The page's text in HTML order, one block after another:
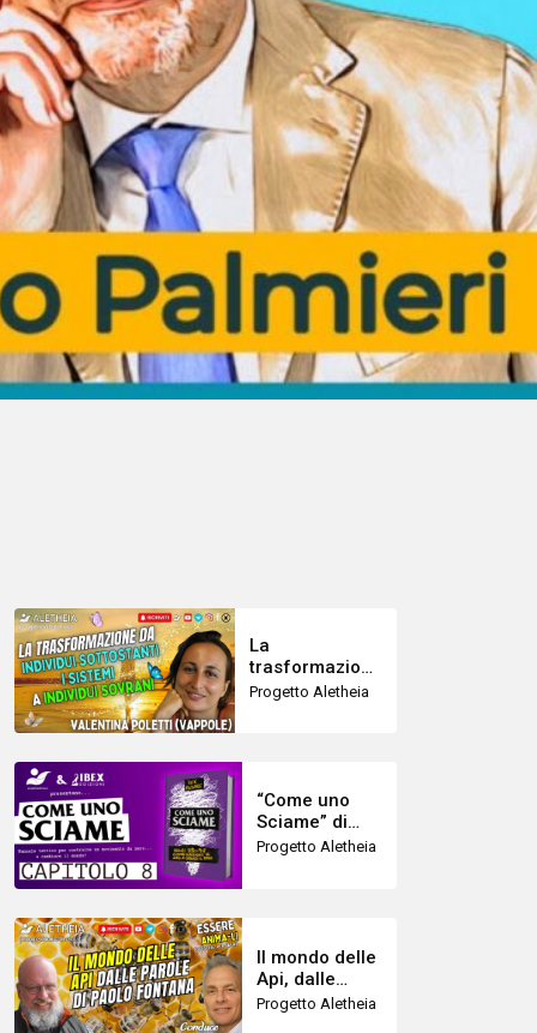
La
trasformazione
da individui
Valentina
Poletti Vappole
Progetto Aletheia
“Come uno
Sciame” di
Rick Falkvinge
Progetto Aletheia
Il mondo delle
Api, dalle
parole di
Progetto Aletheia